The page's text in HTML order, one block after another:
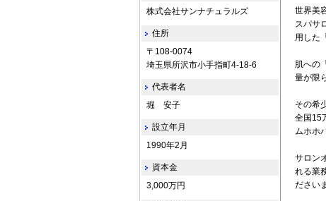
世界美
スパサ
用した
肌への
量が限
その希
全国15
ムホホ
サロン
れる業
ださい
株式会社サンナチュラルズ
住所
〒108-0074
埼玉県所沢市小手指町4-18-6
代表者名
堀 安子
設立年月
1990年2月
資本金
3,000万円